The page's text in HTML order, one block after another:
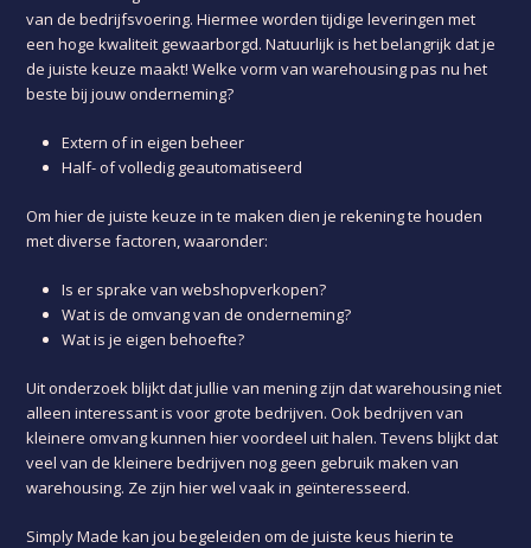
van de bedrijfsvoering. Hiermee worden tijdige leveringen met
een hoge kwaliteit gewaarborgd. Natuurlijk is het belangrijk dat je
de juiste keuze maakt! Welke vorm van warehousing pas nu het
beste bij jouw onderneming?
Extern of in eigen beheer
Half- of volledig geautomatiseerd
Om hier de juiste keuze in te maken dien je rekening te houden
met diverse factoren, waaronder:
Is er sprake van webshopverkopen?
Wat is de omvang van de onderneming?
Wat is je eigen behoefte?
Uit onderzoek blijkt dat jullie van mening zijn dat warehousing niet
alleen interessant is voor grote bedrijven. Ook bedrijven van
kleinere omvang kunnen hier voordeel uit halen. Tevens blijkt dat
veel van de kleinere bedrijven nog geen gebruik maken van
warehousing. Ze zijn hier wel vaak in geïnteresseerd.
Simply Made kan jou begeleiden om de juiste keus hierin te